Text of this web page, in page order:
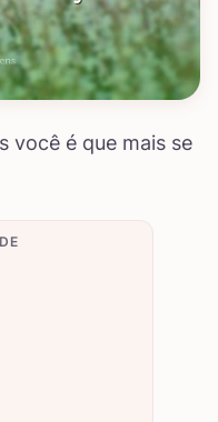
você é que mais se